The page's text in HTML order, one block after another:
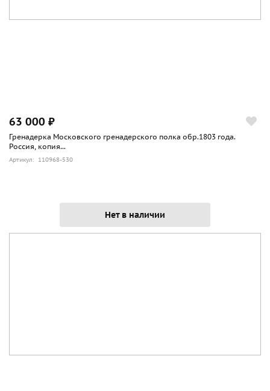
63 000 ₽
Гренадерка Московского гренадерского полка обр.1803 года.
Россия, копия...
Артикул: 110968-530
Нет в наличии